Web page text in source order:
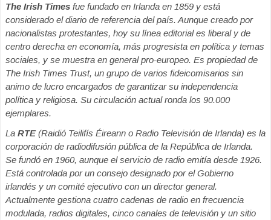
The Irish Times fue fundado en Irlanda en 1859 y está
considerado el diario de referencia del país. Aunque creado por
nacionalistas protestantes, hoy su línea editorial es liberal y de
centro derecha en economía, más progresista en política y temas
sociales, y se muestra en general pro-europeo. Es propiedad de
The Irish Times Trust, un grupo de varios fideicomisarios sin
animo de lucro encargados de garantizar su independencia
política y religiosa. Su circulación actual ronda los 90.000
ejemplares.
La RTE(Raidió Teilifís Éireann o Radio Televisión de Irlanda) es la
corporación de radiodifusión pública de la República de Irlanda.
Se fundó en 1960, aunque el servicio de radio emitía desde 1926.
Está controlada por un consejo designado por el Gobierno
irlandés y un comité ejecutivo con un director general.
Actualmente gestiona cuatro cadenas de radio en frecuencia
modulada, radios digitales, cinco canales de televisión y un sitio